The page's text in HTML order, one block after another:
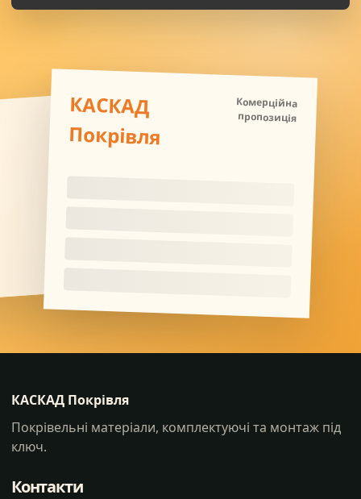
КАСКАД
Покрівля
Комерційна
пропозиція
КАСКАД Покрівля
Покрівельні матеріали, комплектуючі та монтаж під
ключ.
Контакти